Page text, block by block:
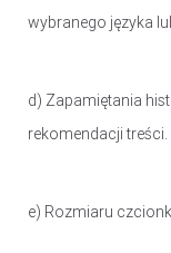
wybranego języka
d) Zapamiętania
rekomendacji treści.
e) Rozmiaru